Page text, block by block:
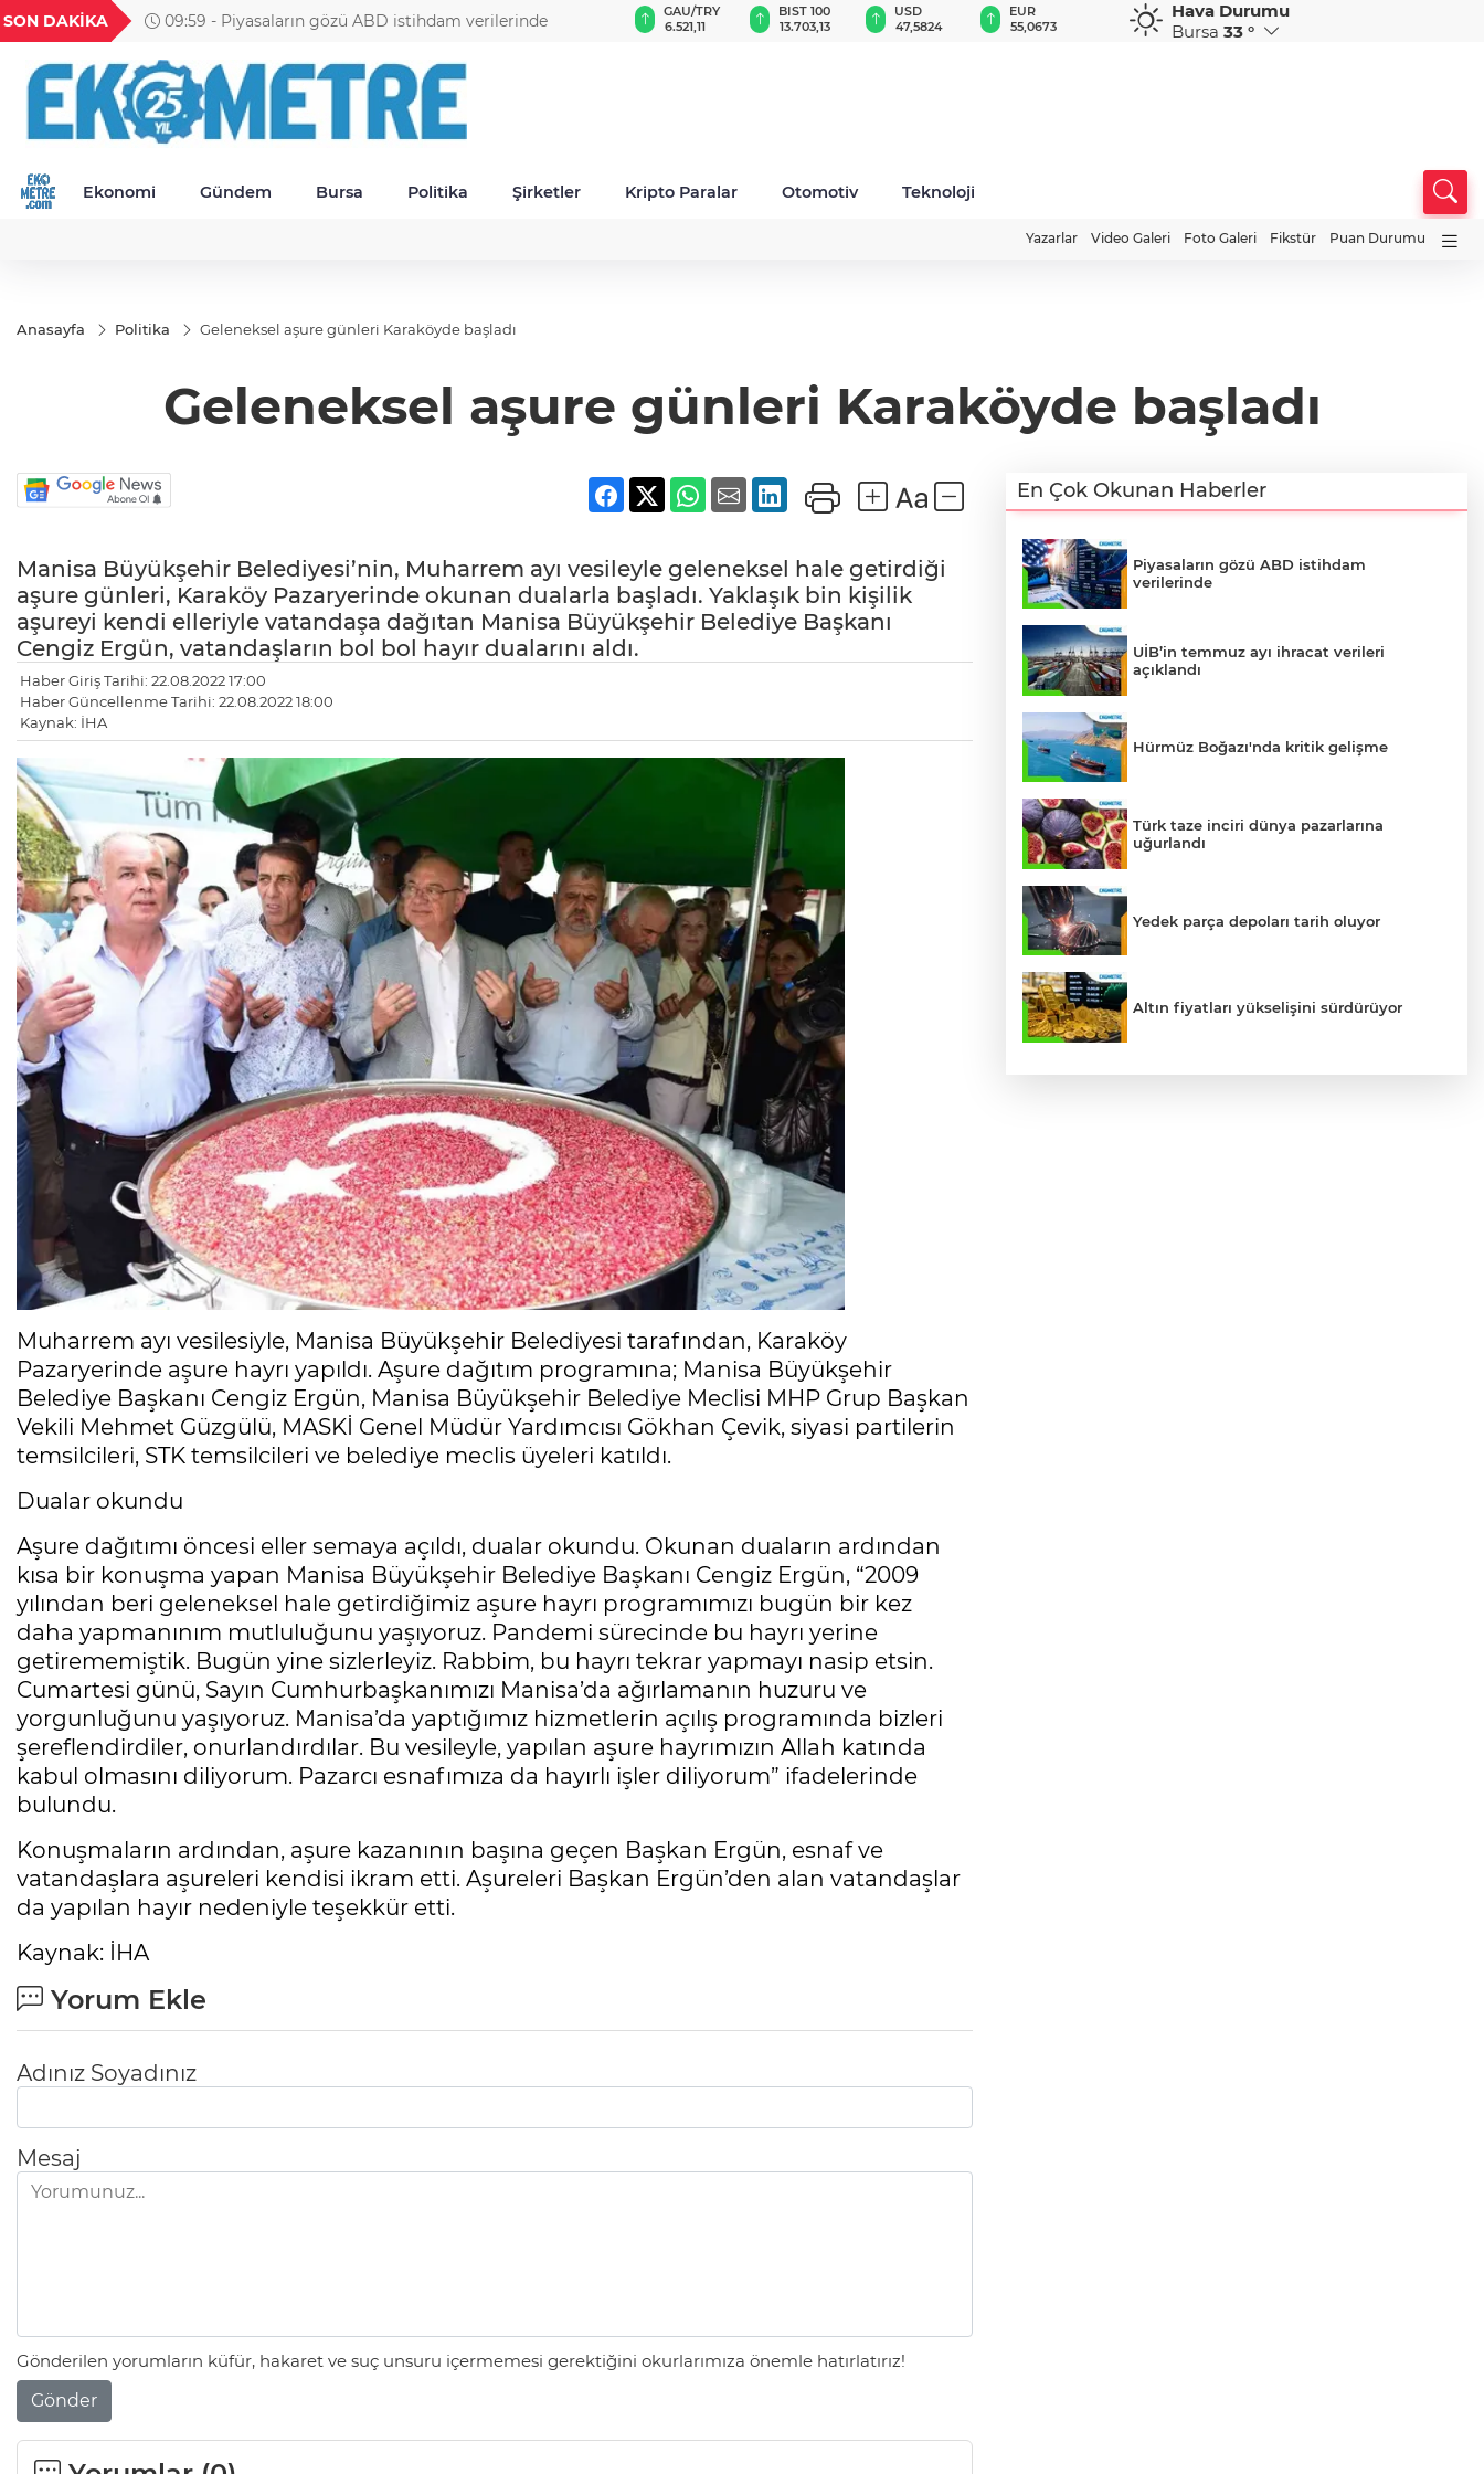
SON DAKİKA 09:59 - Piyasaların gözü ABD istihdam verilerinde
1,1854
GEL
18,1959
TND
16,2453
BGN
28,0626
GAU/TRY
6.521,11
BIST 100
13.703,13
USD
47,5824
EUR
55,0673
GBP
64,1890
CHF
58,9534
Hava Durumu
Bursa 33 °
Ekonomi Gündem Bursa Politika Şirketler Kripto Paralar Otomotiv Teknoloji
Yazarlar Video Galeri Foto Galeri Fikstür Puan Durumu
Anasayfa Politika Geleneksel aşure günleri Karaköyde başladı
Geleneksel aşure günleri Karaköyde başladı
Manisa Büyükşehir Belediyesi’nin, Muharrem ayı vesileyle geleneksel hale getirdiği
aşure günleri, Karaköy Pazaryerinde okunan dualarla başladı. Yaklaşık bin kişilik
aşureyi kendi elleriyle vatandaşa dağıtan Manisa Büyükşehir Belediye Başkanı
Cengiz Ergün, vatandaşların bol bol hayır dualarını aldı.
Haber Giriş Tarihi: 22.08.2022 17:00
Haber Güncellenme Tarihi: 22.08.2022 18:00
Kaynak: İHA
Muharrem ayı vesilesiyle, Manisa Büyükşehir Belediyesi tarafından, Karaköy
Pazaryerinde aşure hayrı yapıldı. Aşure dağıtım programına; Manisa Büyükşehir
Belediye Başkanı Cengiz Ergün, Manisa Büyükşehir Belediye Meclisi MHP Grup Başkan
Vekili Mehmet Güzgülü, MASKİ Genel Müdür Yardımcısı Gökhan Çevik, siyasi partilerin
temsilcileri, STK temsilcileri ve belediye meclis üyeleri katıldı.
Dualar okundu
Aşure dağıtımı öncesi eller semaya açıldı, dualar okundu. Okunan duaların ardından
kısa bir konuşma yapan Manisa Büyükşehir Belediye Başkanı Cengiz Ergün, “2009
yılından beri geleneksel hale getirdiğimiz aşure hayrı programımızı bugün bir kez
daha yapmanınım mutluluğunu yaşıyoruz. Pandemi sürecinde bu hayrı yerine
getirememiştik. Bugün yine sizlerleyiz. Rabbim, bu hayrı tekrar yapmayı nasip etsin.
Cumartesi günü, Sayın Cumhurbaşkanımızı Manisa’da ağırlamanın huzuru ve
yorgunluğunu yaşıyoruz. Manisa’da yaptığımız hizmetlerin açılış programında bizleri
şereflendirdiler, onurlandırdılar. Bu vesileyle, yapılan aşure hayrımızın Allah katında
kabul olmasını diliyorum. Pazarcı esnafımıza da hayırlı işler diliyorum” ifadelerinde
bulundu.
Konuşmaların ardından, aşure kazanının başına geçen Başkan Ergün, esnaf ve
vatandaşlara aşureleri kendisi ikram etti. Aşureleri Başkan Ergün’den alan vatandaşlar
da yapılan hayır nedeniyle teşekkür etti.
Kaynak: İHA
Yorum Ekle
Adınız Soyadınız
Mesaj
Gönderilen yorumların küfür, hakaret ve suç unsuru içermemesi gerektiğini okurlarımıza önemle hatırlatırız!
Gönder
En Çok Okunan Haberler
Piyasaların gözü ABD istihdam
verilerinde
UİB’in temmuz ayı ihracat verileri
açıklandı
Hürmüz Boğazı'nda kritik gelişme
Türk taze inciri dünya pazarlarına
uğurlandı
Yedek parça depoları tarih oluyor
Altın fiyatları yükselişini sürdürüyor